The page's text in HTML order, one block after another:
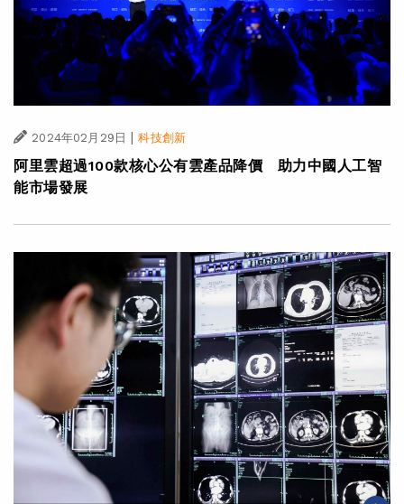
2024年02月29日 | 科技創新
阿里雲超過100款核心公有雲產品降價 助力中國人工智
能市場發展